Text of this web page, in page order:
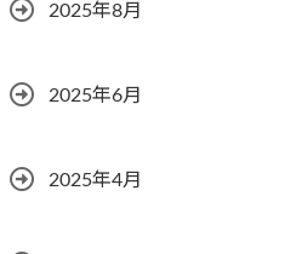
2025年8月
2025年6月
2025年4月